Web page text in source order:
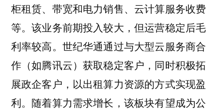
柜租赁、带宽和电力销售、云计算服务收费
等。该业务前期投入较大，但运营稳定后毛
利率较高。世纪华通通过与大型云服务商合
作（如腾讯云）获取稳定客户，同时积极拓
展政企客户，以出租算力资源的方式实现盈
利。随着算力需求增长，该板块有望成为公